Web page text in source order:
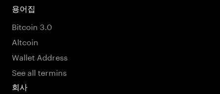
용어집
Bitcoin 3.0
Altcoin
Wallet Address
See all termins
회사